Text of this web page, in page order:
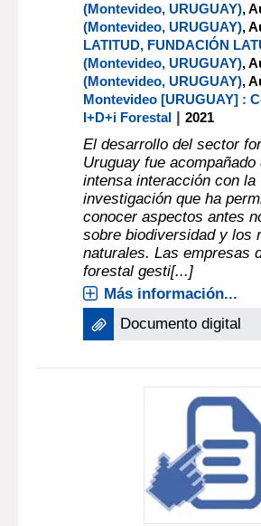
(Montevideo, URUGUAY),
(Montevideo, URUGUAY),
LATITUD, FUNDACIÓN
(Montevideo, URUGUAY),
(Montevideo, URUGUAY),
Montevideo [URUGUAY] :
I+D+i Forestal |2021
El desarrollo del sector
Uruguay fue acompañado
intensa interacción con la
investigación que ha
conocer aspectos antes
sobre biodiversidad y los
naturales. Las empresas
forestal gesti[...]
Más información...
Documento digital